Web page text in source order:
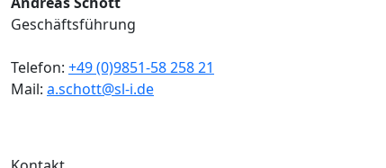
Geschäftsführung
Telefon: +49 (0)9851-58 258 21
Mail: a.schott@sl-i.de